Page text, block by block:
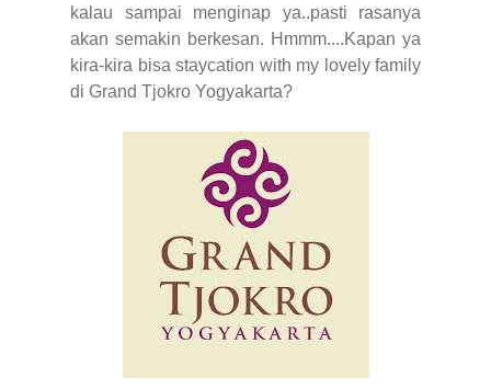
kalau sampai menginap ya..pasti rasanya
akan semakin berkesan. Hmmm....Kapan ya
kira-kira bisa staycation with my lovely family
di Grand Tjokro Yogyakarta?